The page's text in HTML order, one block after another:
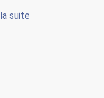
suite